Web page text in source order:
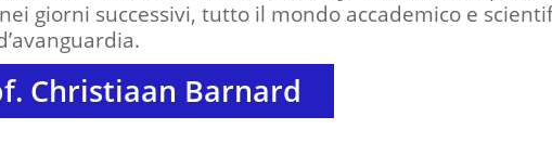
giorni successivi, tutto il mondo accademico e
Christiaan Barnard